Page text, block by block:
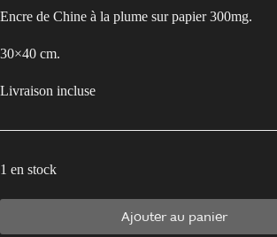
Encre de Chine à la plume sur papier 300mg.
30×40 cm.
Livraison incluse
1 en stock
Ajouter au panier